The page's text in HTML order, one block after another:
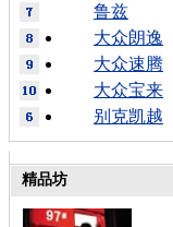
鲁兹
大众朗逸
大众速腾
大众宝来
别克凯越
精品坊